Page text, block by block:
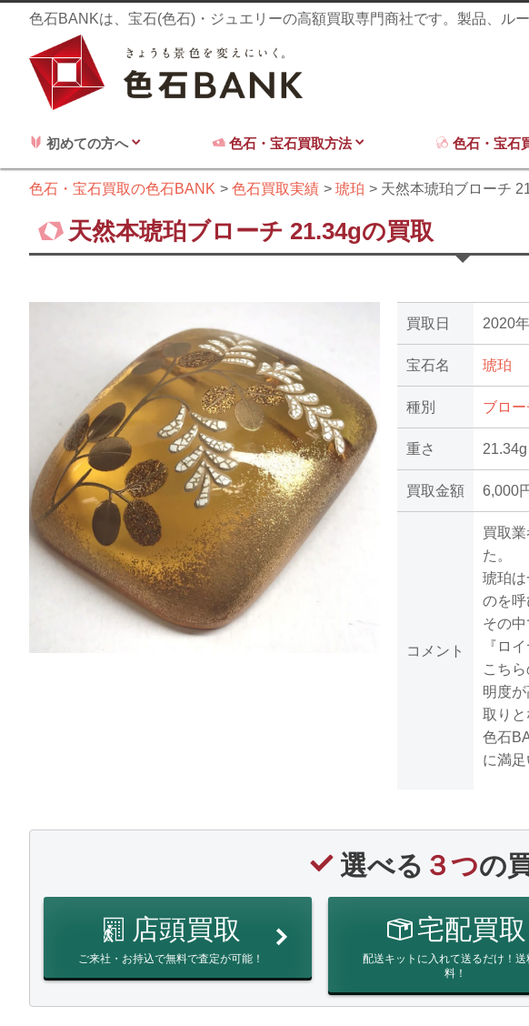
色石BANKは、宝石(色石)・ジュエリーの高額買取専門商社です。製品、ル
初めての方へ 色石・宝石買取方法 色石・宝石
色石・宝石買取の色石BANK 色石買取実績 琥珀 天然本琥珀ブローチ
天然本琥珀ブローチ 21.34gの買取
買取日 2020
宝石名 琥珀
種別 ブロー
重さ 21.34g
買取金額 6,000
コメント
買取
た。
琥珀
のを呼
その
『ロ
こち
明度
取りと
色石
に満
選べる ３つの
店頭買取
ご来社・お持込で無料で査定が可能！
宅配買取
配送キットに入れて送るだけ！送
料！